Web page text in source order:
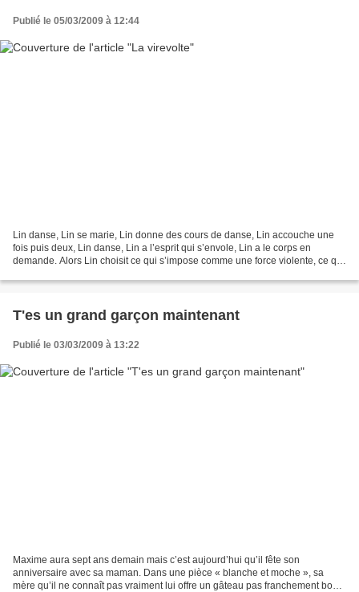
Publié le 05/03/2009 à 12:44
Lin danse, Lin se marie, Lin donne des cours de danse, Lin accouche une
fois puis deux, Lin danse, Lin a l’esprit qui s’envole, Lin a le corps en
demande. Alors Lin choisit ce qui s’impose comme une force violente, ce qui
T'es un grand garçon maintenant
Publié le 03/03/2009 à 13:22
Maxime aura sept ans demain mais c’est aujourd’hui qu’il fête son
anniversaire avec sa maman. Dans une pièce « blanche et moche », sa
mère qu’il ne connaît pas vraiment lui offre un gâteau pas franchement bon